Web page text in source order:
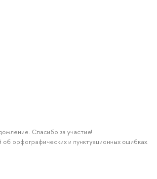
Спасибо за участие!
орфографических и пунктуационных ошибках.